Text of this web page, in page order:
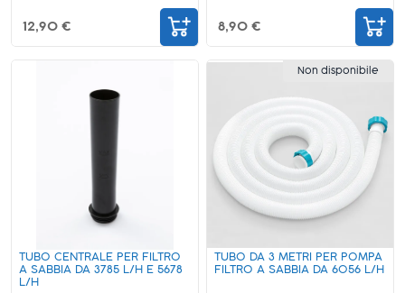
12,90 € 8,90 €
TUBO CENTRALE PER FILTRO
A SABBIA DA 3785 L/H E 5678
L/H
Non disponibile
TUBO DA 3 METRI PER POMPA
FILTRO A SABBIA DA 6056 L/H